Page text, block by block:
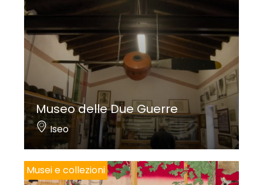
Museo delle Due Guerre
Iseo
Musei e collezioni